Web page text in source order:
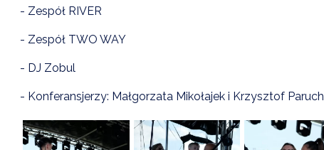
- Zespół RIVER
- Zespół TWO WAY
- DJ Zobul
- Konferansjerzy: Małgorzata Mikołajek i Krzysztof Paruch